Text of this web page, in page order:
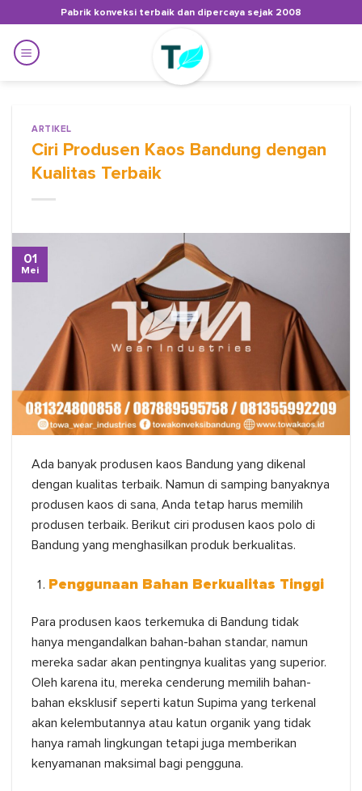
to
content
Pabrik konveksi terbaik dan dipercaya sejak 2008
ARTIKEL
Ciri Produsen Kaos Bandung dengan
Kualitas Terbaik
01
Mei
Ada banyak produsen kaos Bandung yang dikenal
dengan kualitas terbaik. Namun di samping banyaknya
produsen kaos di sana, Anda tetap harus memilih
produsen terbaik. Berikut ciri produsen kaos polo di
Bandung yang menghasilkan produk berkualitas.
Penggunaan Bahan Berkualitas Tinggi
Para produsen kaos terkemuka di Bandung tidak
hanya mengandalkan bahan-bahan standar, namun
mereka sadar akan pentingnya kualitas yang superior.
Oleh karena itu, mereka cenderung memilih bahan-
bahan eksklusif seperti katun Supima yang terkenal
akan kelembutannya atau katun organik yang tidak
hanya ramah lingkungan tetapi juga memberikan
kenyamanan maksimal bagi pengguna.